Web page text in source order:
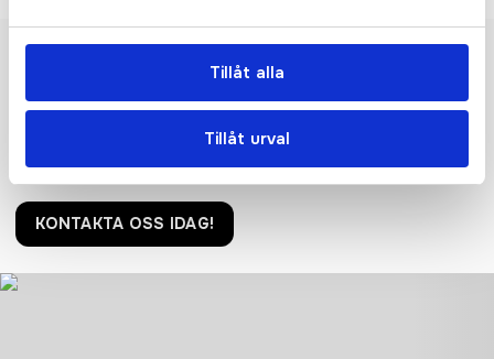
Tillåt alla
Tillåt urval
Vi hjälper er!
Få personlig hjälp av oss när ni beställer, vi finns här hela
resan, från första frågan tills ni har era nya produkter i handen.
Tryggt, prisvärt och i tid!
KONTAKTA OSS IDAG!